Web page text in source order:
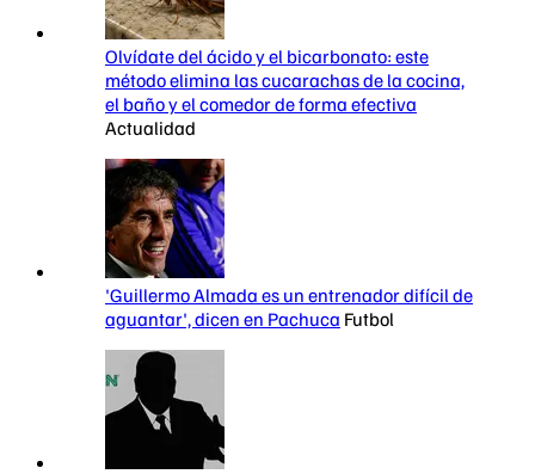
Olvídate del ácido y el bicarbonato: este
método elimina las cucarachas de la cocina,
el baño y el comedor de forma efectiva
Actualidad
'Guillermo Almada es un entrenador difícil de
aguantar', dicen en Pachuca Futbol